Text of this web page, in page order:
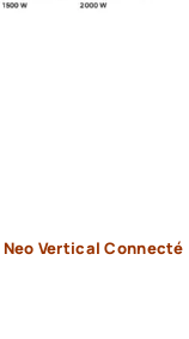
Neo Vertical Connecté